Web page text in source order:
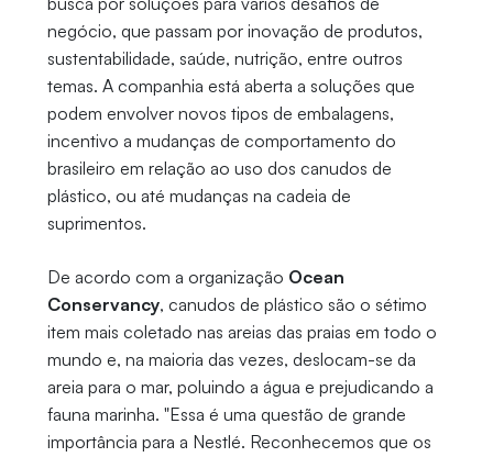
negócio, que passam por inovação de produtos,
sustentabilidade, saúde, nutrição, entre outros
temas. A companhia está aberta a soluções que
podem envolver novos tipos de embalagens,
incentivo a mudanças de comportamento do
brasileiro em relação ao uso dos canudos de
plástico, ou até mudanças na cadeia de
suprimentos.
De acordo com a organização Ocean
Conservancy, canudos de plástico são o sétimo
item mais coletado nas areias das praias em todo o
mundo e, na maioria das vezes, deslocam-se da
areia para o mar, poluindo a água e prejudicando a
fauna marinha. "Essa é uma questão de grande
importância para a Nestlé. Reconhecemos que os